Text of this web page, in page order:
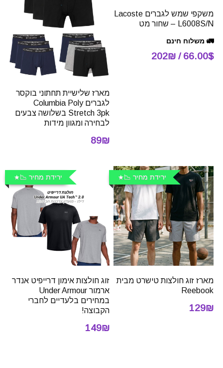
משקפי שמש לגברים Lacoste
L6008S/N – שחור מט
🚛 משלוח חינם
66.00$ / 202₪
מארז שלישיית תחתוני בוקסר
לגברים Columbia Poly
Stretch 3pk בשלושה צבעים
לבחירה ומגוון מידות
89₪
ירידת מחיר 📉
מארז זוג חולצות טישרט מבית
Reebook
129₪
ירידת מחיר 📉
זוג חולצות אימון דרייפיט אנדר
ארמור Under Armour
במחירים בלעדיים לחברי
הקבוצה!
149₪